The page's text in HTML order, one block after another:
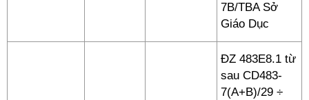
7B/TBA Sở
Giáo Dục
ĐZ 483E8.1 từ
sau CD483-
7(A+B)/29 ÷